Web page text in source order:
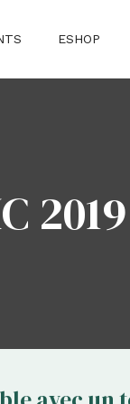
ESHOP
2019